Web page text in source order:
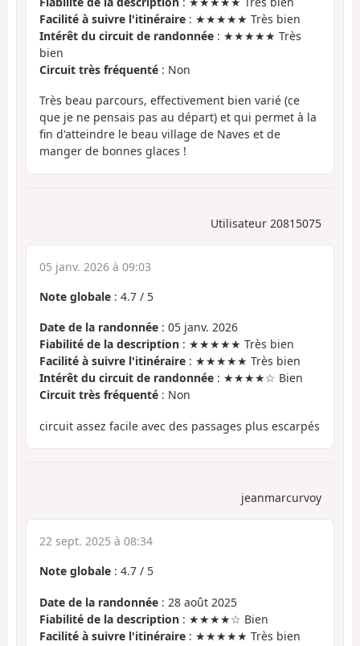
Facilité à suivre l'itinéraire : ★★★★★ Très bien
Intérêt du circuit de randonnée : ★★★★★ Très
bien
Circuit très fréquenté : Non
Très beau parcours, effectivement bien varié (ce
que je ne pensais pas au départ) et qui permet à la
fin d'atteindre le beau village de Naves et de
manger de bonnes glaces !
Utilisateur 20815075
05 janv. 2026 à 09:03
Note globale : 4.7 / 5
Date de la randonnée : 05 janv. 2026
Fiabilité de la description : ★★★★★ Très bien
Facilité à suivre l'itinéraire : ★★★★★ Très bien
Intérêt du circuit de randonnée : ★★★★☆ Bien
Circuit très fréquenté : Non
circuit assez facile avec des passages plus escarpés
jeanmarcurvoy
22 sept. 2025 à 08:34
Note globale : 4.7 / 5
Date de la randonnée : 28 août 2025
Fiabilité de la description : ★★★★☆ Bien
Facilité à suivre l'itinéraire : ★★★★★ Très bien